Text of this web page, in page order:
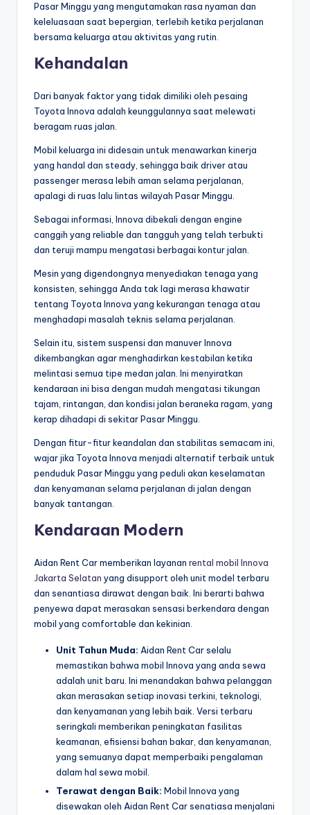
Pasar Minggu yang mengutamakan rasa nyaman dan
keleluasaan saat bepergian, terlebih ketika perjalanan
bersama keluarga atau aktivitas yang rutin.
Kehandalan
Dari banyak faktor yang tidak dimiliki oleh pesaing
Toyota Innova adalah keunggulannya saat melewati
beragam ruas jalan.
Mobil keluarga ini didesain untuk menawarkan kinerja
yang handal dan steady, sehingga baik driver atau
passenger merasa lebih aman selama perjalanan,
apalagi di ruas lalu lintas wilayah Pasar Minggu.
Sebagai informasi, Innova dibekali dengan engine
canggih yang reliable dan tangguh yang telah terbukti
dan teruji mampu mengatasi berbagai kontur jalan.
Mesin yang digendongnya menyediakan tenaga yang
konsisten, sehingga Anda tak lagi merasa khawatir
tentang Toyota Innova yang kekurangan tenaga atau
menghadapi masalah teknis selama perjalanan.
Selain itu, sistem suspensi dan manuver Innova
dikembangkan agar menghadirkan kestabilan ketika
melintasi semua tipe medan jalan. Ini menyiratkan
kendaraan ini bisa dengan mudah mengatasi tikungan
tajam, rintangan, dan kondisi jalan beraneka ragam, yang
kerap dihadapi di sekitar Pasar Minggu.
Dengan fitur-fitur keandalan dan stabilitas semacam ini,
wajar jika Toyota Innova menjadi alternatif terbaik untuk
penduduk Pasar Minggu yang peduli akan keselamatan
dan kenyamanan selama perjalanan di jalan dengan
banyak tantangan.
Kendaraan Modern
Aidan Rent Car memberikan layanan rental mobil Innova
Jakarta Selatan yang disupport oleh unit model terbaru
dan senantiasa dirawat dengan baik. Ini berarti bahwa
penyewa dapat merasakan sensasi berkendara dengan
mobil yang comfortable dan kekinian.
Unit Tahun Muda: Aidan Rent Car selalu
memastikan bahwa mobil Innova yang anda sewa
adalah unit baru. Ini menandakan bahwa pelanggan
akan merasakan setiap inovasi terkini, teknologi,
dan kenyamanan yang lebih baik. Versi terbaru
seringkali memberikan peningkatan fasilitas
keamanan, efisiensi bahan bakar, dan kenyamanan,
yang semuanya dapat memperbaiki pengalaman
dalam hal sewa mobil.
Terawat dengan Baik: Mobil Innova yang
disewakan oleh Aidan Rent Car senatiasa menjalani